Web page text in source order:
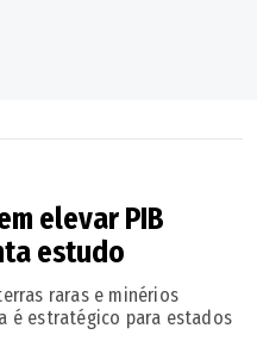
elevar PIB
estudo
raras e minérios
é estratégico para estados